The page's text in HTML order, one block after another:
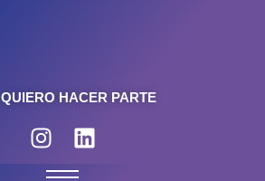
QUIERO HACER PARTE